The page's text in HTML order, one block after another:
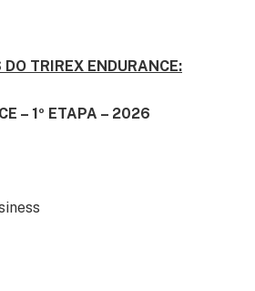
TRIREX ENDURANCE:
– 1º ETAPA – 2026